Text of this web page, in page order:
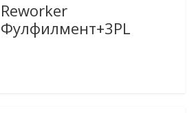
Reworker
Фулфилмент+3PL